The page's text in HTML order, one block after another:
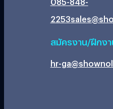
2253
สมัครงาน/ฝึกง
hr-